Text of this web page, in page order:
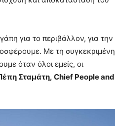
για το περιβάλλον, για την
Με τη συγκεκριμένη
όταν όλοι εμείς, οι
Σταμάτη, Chief Peopleand